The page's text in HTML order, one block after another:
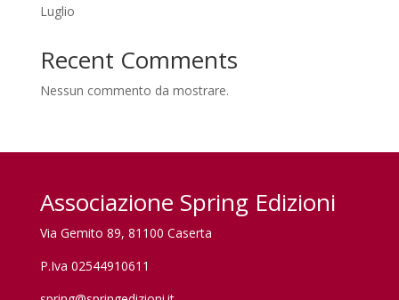
Luglio
Recent Comments
Nessun commento da mostrare.
Associazione Spring Edizioni
Via Gemito 89, 81100 Caserta
P.Iva 02544910611